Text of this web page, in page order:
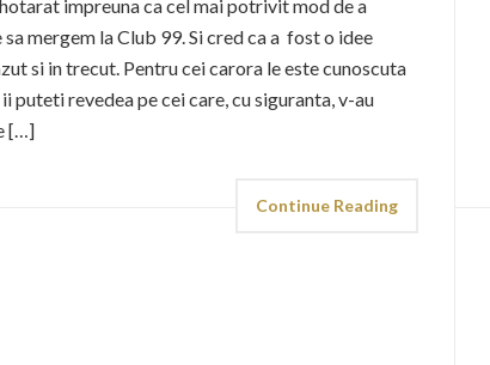
impreuna ca cel mai potrivit mod de a
sa mergem la Club 99. Si cred ca a fost o idee
si in trecut. Pentru cei carora le este cunoscuta
puteti revedea pe cei care, cu siguranta, v-au
[…]
Continue Reading